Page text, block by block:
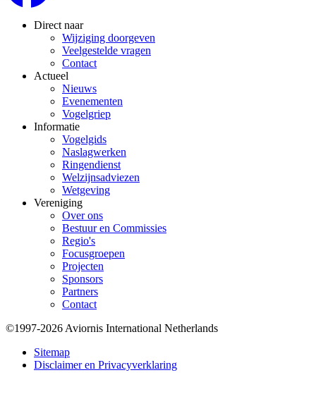
Direct naar
Wijziging doorgeven
Veelgestelde vragen
Contact
Actueel
Nieuws
Evenementen
Vogelgriep
Informatie
Vogelgids
Naslagwerken
Ringendienst
Welzijnsadviezen
Wetgeving
Vereniging
Over ons
Bestuur en Commissies
Regio's
Focusgroepen
Projecten
Sponsors
Partners
Contact
Bottom
©1997-2026 Aviornis International Netherlands
Sitemap
Disclaimer en Privacyverklaring